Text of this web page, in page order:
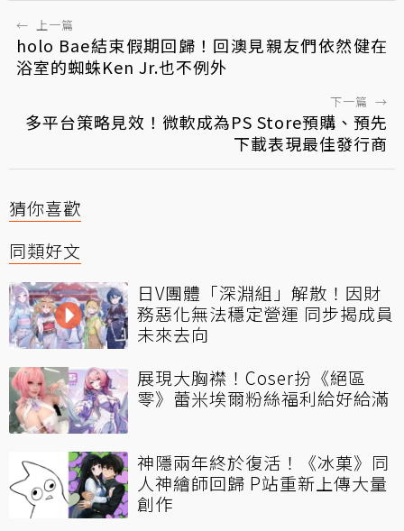
← 上一篇
holo Bae結束假期回歸！回澳見親友們依然健在
浴室的蜘蛛Ken Jr.也不例外
下一篇 →
多平台策略見效！微軟成為PS Store預購、預先
下載表現最佳發行商
猜你喜歡
同類好文
日V團體「深淵組」解散！因財
務惡化無法穩定營運 同步揭成員
未來去向
展現大胸襟！Coser扮《絕區
零》蕾米埃爾粉絲福利給好給滿
神隱兩年終於復活！《冰菓》同
人神繪師回歸 P站重新上傳大量
創作